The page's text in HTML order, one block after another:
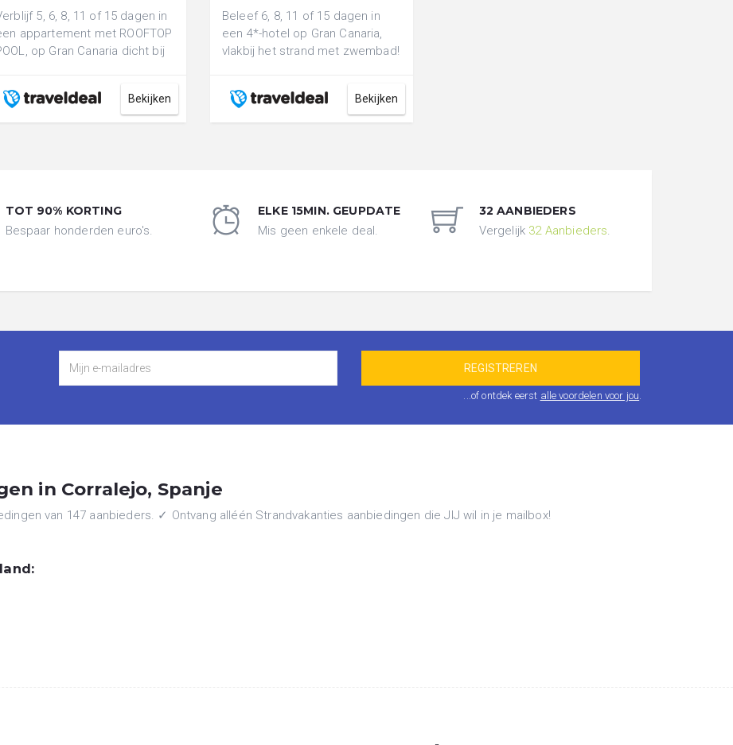
5, 6, 8, 11 of 15 dagen in
appartement met ROOFTOP
op Gran Canaria dicht bij
Bekijken
Beleef 6, 8, 11 of 15 dagen in
een 4*-hotel op Gran Canaria,
vlakbij het strand met zwembad!
Bekijken
TOT 90% KORTING
Bespaar honderden euro's.
ELKE 15MIN. GEUPDATE
Mis geen enkele deal.
32 AANBIEDERS
Vergelijk 32 Aanbieders.
...of ontdek eerst alle voordelen voor jou.
in Corralejo, Spanje
van 147 aanbieders. ✓ Ontvang alléén Strandvakanties aanbiedingen die JIJ wil in je mailbox!